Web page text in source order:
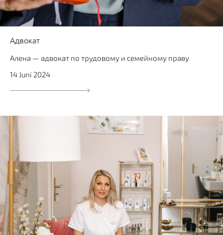
Адвокат
Алена — адвокат по трудовому и семейному праву
14 Juni 2024